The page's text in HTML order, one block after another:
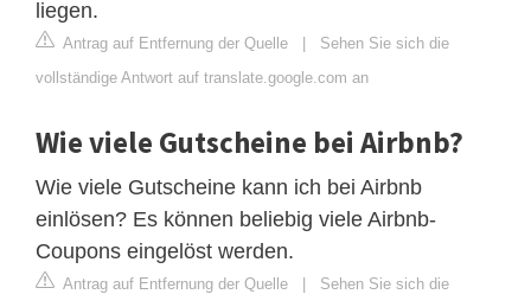
liegen.
Antrag auf Entfernung der Quelle | Sehen Sie sich die
vollständige Antwort auf translate.google.com an
Wie viele Gutscheine bei Airbnb?
Wie viele Gutscheine kann ich bei Airbnb
einlösen? Es können beliebig viele Airbnb-
Coupons eingelöst werden.
Antrag auf Entfernung der Quelle | Sehen Sie sich die